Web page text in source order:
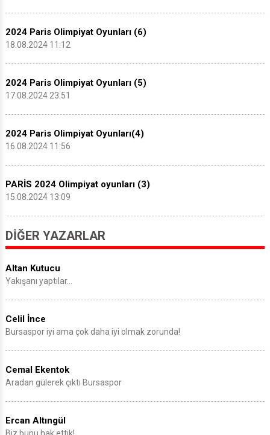
2024 Paris Olimpiyat Oyunları (6)
18.08.2024 11:12
2024 Paris Olimpiyat Oyunları (5)
17.08.2024 23:51
2024 Paris Olimpiyat Oyunları(4)
16.08.2024 11:56
PARİS 2024 Olimpiyat oyunları (3)
15.08.2024 13:09
DIĞER YAZARLAR
Altan Kutucu
Yakışanı yaptılar…
Celil İnce
Bursaspor iyi ama çok daha iyi olmak zorunda!
Cemal Ekentok
Aradan gülerek çıktı Bursaspor
Ercan Altıngül